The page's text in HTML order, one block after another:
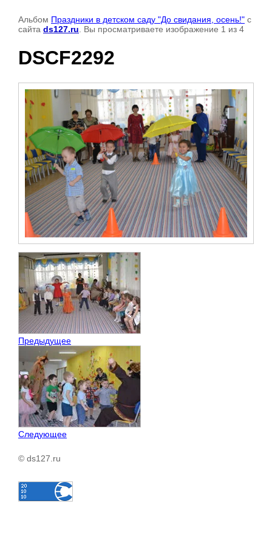
Альбом Праздники в детском саду "До свидания, осень!" с
сайта ds127.ru . Вы просматриваете изображение 1 из 4
DSCF2292
Предыдущее
Следующее
© ds127.ru